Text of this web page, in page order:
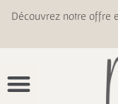
Découvrez notre offre